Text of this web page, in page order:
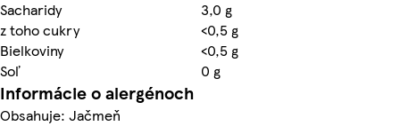
Sacharidy
3,0 g
z toho cukry
<0,5 g
Bielkoviny
<0,5 g
Soľ
0 g
Informácie o alergénoch
Obsahuje: Jačmeň